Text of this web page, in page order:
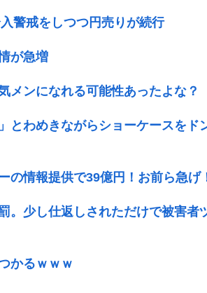
警戒をしつつ円売りが続行
が急増
メンになれる可能性あったよな？
とわめきながらショーケースをド
の情報提供で39億円！お前ら急げ
少し仕返しされただけで被害者
かるｗｗｗ